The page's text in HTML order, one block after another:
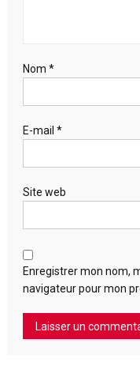
Nom *
E-mail *
Site web
Enregistrer mon nom,
navigateur pour mon